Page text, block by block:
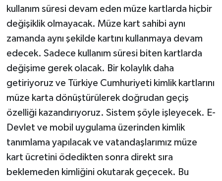
kullanım süresi devam eden müze kartlarda hiçbir
değişiklik olmayacak. Müze kart sahibi aynı
zamanda aynı şekilde kartını kullanmaya devam
edecek. Sadece kullanım süresi biten kartlarda
değişime gerek olacak. Bir kolaylık daha
getiriyoruz ve Türkiye Cumhuriyeti kimlik kartlarını
müze karta dönüştürülerek doğrudan geçiş
özelliği kazandırıyoruz. Sistem şöyle işleyecek. E-
Devlet ve mobil uygulama üzerinden kimlik
tanımlama yapılacak ve vatandaşlarımız müze
kart ücretini ödedikten sonra direkt sıra
beklemeden kimliğini okutarak geçecek. Bu